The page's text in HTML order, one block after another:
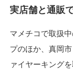
実店舗と通販
マメチコで取扱
プのほか、真岡
ァイヤーキング